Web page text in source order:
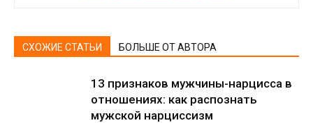
СХОЖИЕ СТАТЬИ БОЛЬШЕ ОТ АВТОРА
13 признаков мужчины-нарцисса в
отношениях: как распознать
мужской нарциссизм